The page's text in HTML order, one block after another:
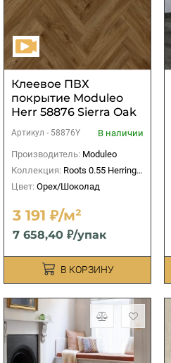
Клеевое ПВХ
покрытие Moduleo
Herr 58876 Sierra Oak
Артикул - 58876Y
В наличии
Производитель: Moduleo
Коллекция: Roots 0.55 Herringbone
Цвет: Орех/Шоколад
3 191 ₽/м²
7 658,40 ₽/упак
В КОРЗИНУ